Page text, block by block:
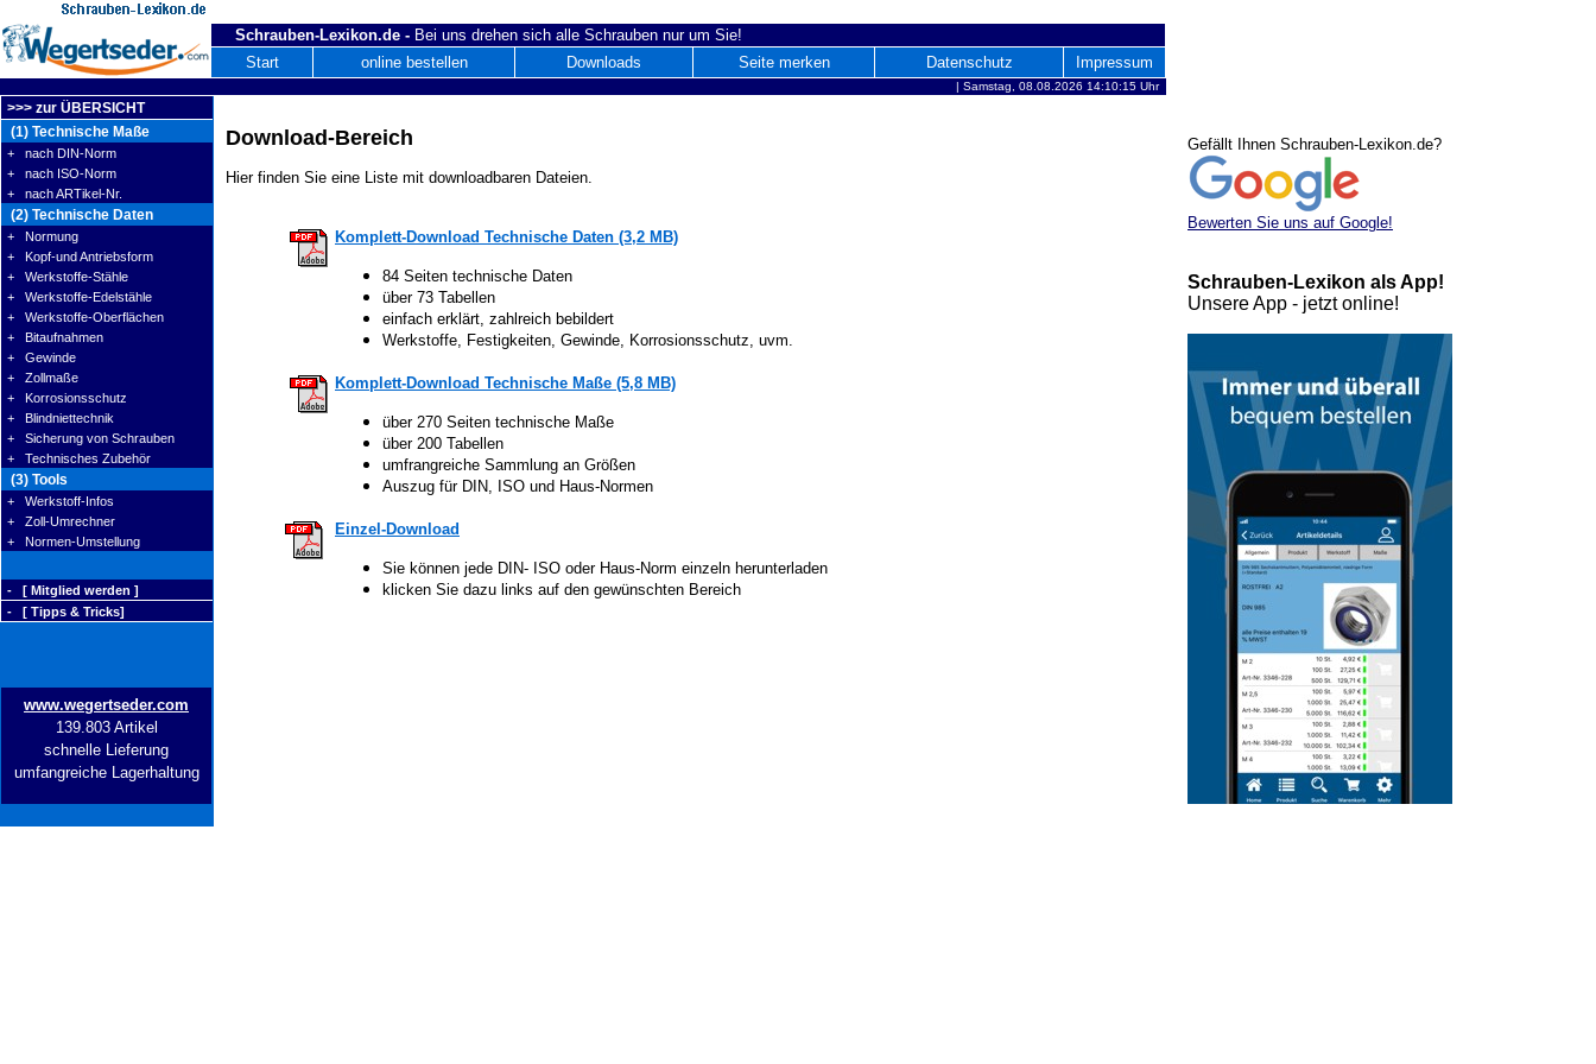
Schrauben-Lexikon.de - Bei uns drehen sich alle Schrauben nur um Sie!
Start
online bestellen Downloads Seite merken Datenschutz Impressum
| Samstag, 08.08.2026 14:10:15 Uhr
>>> zur ÜBERSICHT
(1) Technische Maße
+ nach DIN-Norm
+ nach ISO-Norm
+ nach ARTikel-Nr.
(2) Technische Daten
+ Normung
+ Kopf-und Antriebsform
+ Werkstoffe-Stähle
+ Werkstoffe-Edelstähle
+ Werkstoffe-Oberflächen
+ Bitaufnahmen
+ Gewinde
+ Zollmaße
+ Korrosionsschutz
+ Blindniettechnik
+ Sicherung von Schrauben
+ Technisches Zubehör
(3) Tools
+ Werkstoff-Infos
+ Zoll-Umrechner
+ Normen-Umstellung
- [ Mitglied werden ]
- [ Tipps & Tricks]
www.wegertseder.com
139.803 Artikel
schnelle Lieferung
umfangreiche Lagerhaltung
Download-Bereich
Hier finden Sie eine Liste mit downloadbaren Dateien.
Komplett-Download Technische Daten (3,2 MB)
84 Seiten technische Daten
über 73 Tabellen
einfach erklärt, zahlreich bebildert
Werkstoffe, Festigkeiten, Gewinde, Korrosionsschutz, uvm.
Komplett-Download Technische Maße (5,8 MB)
über 270 Seiten technische Maße
über 200 Tabellen
umfrangreiche Sammlung an Größen
Auszug für DIN, ISO und Haus-Normen
Einzel-Download
Sie können jede DIN- ISO oder Haus-Norm einzeln herunterladen
klicken Sie dazu links auf den gewünschten Bereich
Gefällt Ihnen Schrauben-Lexikon.de?
Bewerten Sie uns auf Google!
Schrauben-Lexikon als App!
Unsere App - jetzt online!